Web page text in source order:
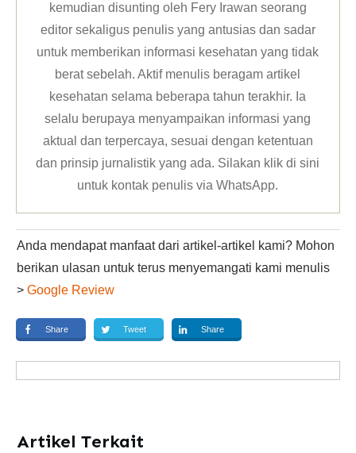
kemudian disunting oleh Fery Irawan seorang
editor sekaligus penulis yang antusias dan sadar
untuk memberikan informasi kesehatan yang tidak
berat sebelah. Aktif menulis beragam artikel
kesehatan selama beberapa tahun terakhir. Ia
selalu berupaya menyampaikan informasi yang
aktual dan terpercaya, sesuai dengan ketentuan
dan prinsip jurnalistik yang ada. Silakan klikdi sini
untuk kontak penulis via WhatsApp.
Anda mendapat manfaat dari artikel-artikel kami? Mohon
berikan ulasan untuk terus menyemangati kami menulis
> Google Review
Share Tweet Share
Artikel Terkait